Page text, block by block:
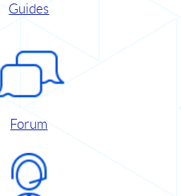
Guides
Forum